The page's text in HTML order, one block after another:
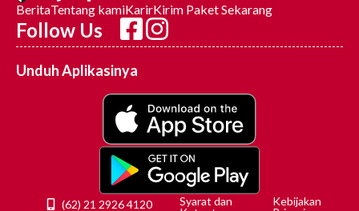
BeritaTentang kamiKarirKirim Paket Sekarang
Follow Us
Unduh Aplikasinya
(62) 21 2926 4120
Syarat dan
Kebijakan